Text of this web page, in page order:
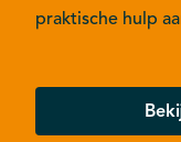
praktische hulp